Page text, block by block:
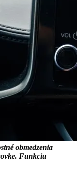
obmedzenia
Funkciu